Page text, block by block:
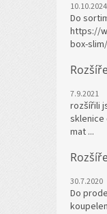
10.10.2024
Do
https://
box-
7.9.2021
rozšířili
sklenice
mat ...
30.7.2020
Do